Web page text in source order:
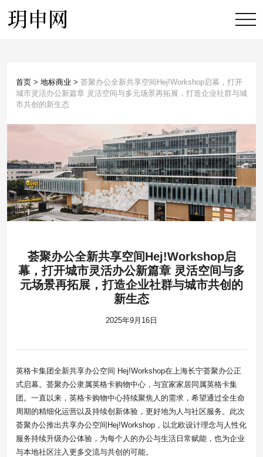
首页 > 地标商业 > 荟聚办公全新共享空间Hej!Workshop启幕，打开
城市灵活办公新篇章 灵活空间与多元场景再拓展，打造企业社群与城
市共创的新生态
荟聚办公全新共享空间Hej!Workshop启
幕，打开城市灵活办公新篇章 灵活空间与多
元场景再拓展，打造企业社群与城市共创的
新生态
2025年9月16日
英格卡集团全新共享办公空间 Hej!Workshop在上海长宁荟聚办公正
式启幕。荟聚办公隶属英格卡购物中心，与宜家家居同属英格卡集
团。一直以来，英格卡购物中心持续聚焦人的需求，希望通过全生命
周期的精细化运营以及持续创新体验，更好地为人与社区服务。此次
荟聚办公推出共享办公空间Hej!Workshop，以北欧设计理念与人性化
服务持续升级办公体验，为每个人的办公与生活日常赋能，也为企业
与本地社区注入更多交流与共创的可能。